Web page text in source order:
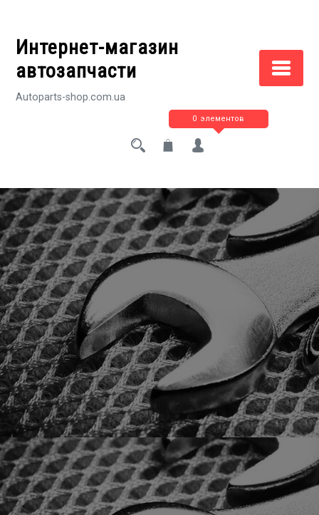
содержимому
Интернет-магазин
автозапчасти
Autoparts-shop.com.ua
0 элементов